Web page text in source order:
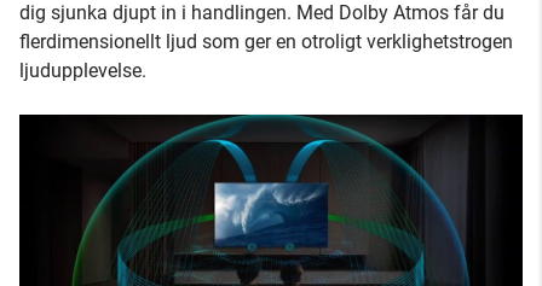
dig sjunka djupt in i handlingen. Med Dolby Atmos får du
flerdimensionellt ljud som ger en otroligt verklighetstrogen
ljudupplevelse.